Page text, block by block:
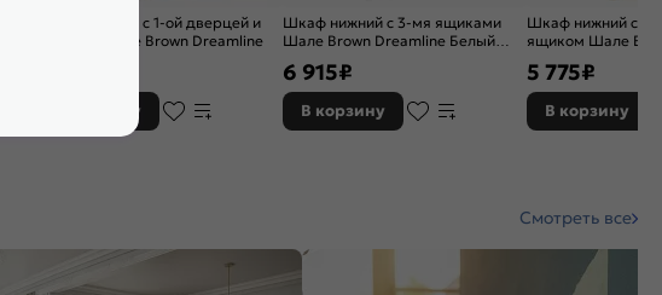
Шкаф нижний с 1-ой дверцей и
ящиком Шале Brown Dreamline
В корзину
Шкаф нижний с 3-мя ящиками
Шале Brown Dreamline Белый
6 915₽
В корзину
Шкаф нижний с 1-
ящиком Шале
5 775₽
В корзину
Смотреть все